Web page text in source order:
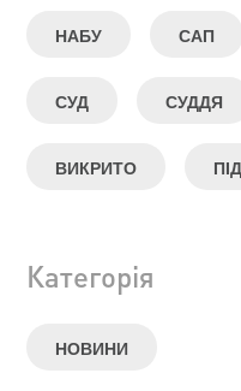
НАБУ САП
СУД СУДДЯ
ВИКРИТО
Категорія
НОВИНИ